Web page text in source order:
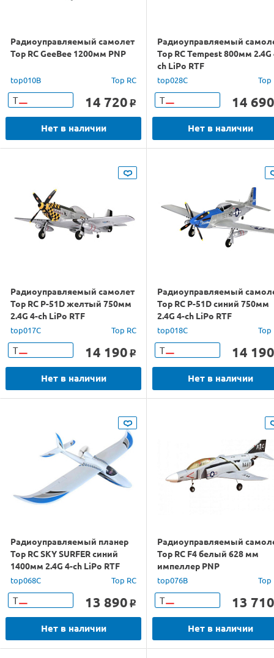
Радиоуправляемый самолет
Top RC GeeBee 1200мм PNP
top010B Top RC
Т 14 720 o
Нет в наличии
Радиоуправляемый
Top RC Tempest 800мм 2.4G
ch LiPo RTF
top028C Top
Т 14 690
Нет в наличии
Радиоуправляемый самолет
Top RC P-51D желтый 750мм
2.4G 4-ch LiPo RTF
top017C Top RC
Т 14 190 o
Нет в наличии
Радиоуправляемый
Top RC P-51D синий 750мм
2.4G 4-ch LiPo RTF
top018C Top
Т 14 190
Нет в наличии
Радиоуправляемый планер
Top RC SKY SURFER синий
1400мм 2.4G 4-ch LiPo RTF
top068C Top RC
Т 13 890 o
Нет в наличии
Радиоуправляемый
Top RC F4 белый 628 мм
импеллер PNP
top076B Top
Т 13 710
Нет в наличии